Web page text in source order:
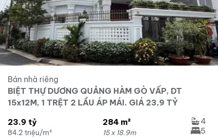
Bán nhà riêng
BIỆT THỰ DƯƠNG QUẢNG HÀM GÒ VẤP, DT
15x12M, 1 TRỆT 2 LẦU ÁP MÁI. GIÁ 23,9 TỶ
23.9 tỷ
84.2 triệu/m²
284 m²
15 x 18.9m
4
5